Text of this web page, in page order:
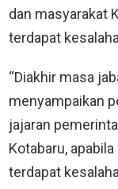
dan masyarakat
terdapat
“Diakhir masa
menyampaikan
jajaran
Kotabaru,
terdapat